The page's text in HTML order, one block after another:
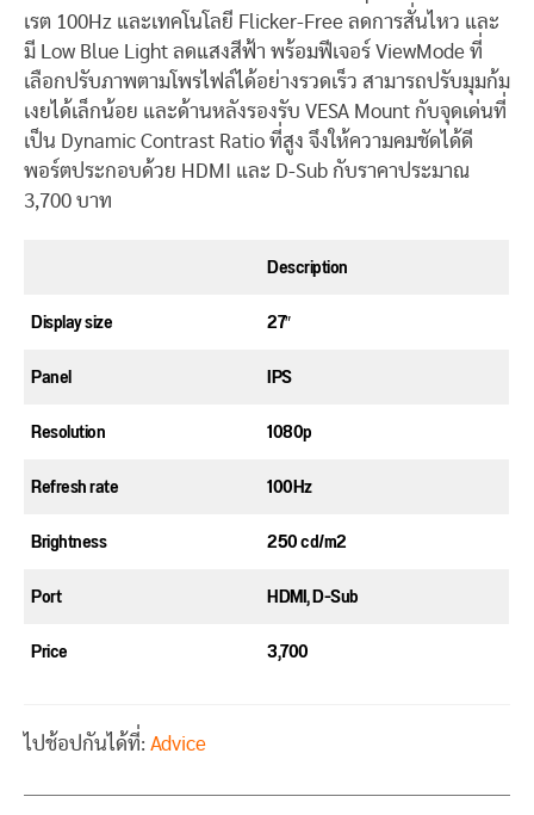
เรต 100Hz และเทคโนโลยี Flicker-Free ลดการสั่นไหว และ
มี Low Blue Light ลดแสงสีฟ้า พร้อมฟีเจอร์ ViewMode ที่
เลือกปรับภาพตามโพรไฟล์ได้อย่างรวดเร็ว สามารถปรับมุมก้ม
เงยได้เล็กน้อย และด้านหลังรองรับ VESA Mount กับจุดเด่นที่
เป็น Dynamic Contrast Ratio ที่สูง จึงให้ความคมชัดได้ดี
พอร์ตประกอบด้วย HDMI และ D-Sub กับราคาประมาณ
3,700 บาท
Description
Display size
27″
Panel
IPS
Resolution
1080p
Refresh rate
100Hz
Brightness
250 cd/m2
Port
HDMI, D-Sub
Price
3,700
ไปช้อปกันได้ที่: Advice